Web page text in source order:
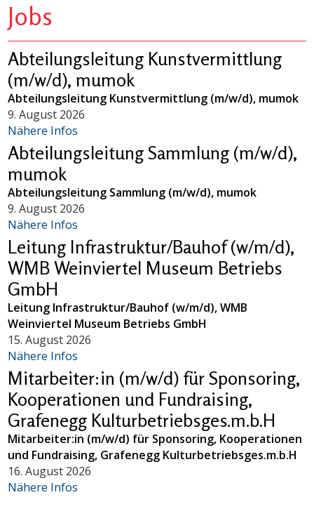
Jobs
Abteilungsleitung Kunstvermittlung
(m/w/d), mumok
Abteilungsleitung Kunstvermittlung (m/w/d), mumok
9. August 2026
Nähere Infos
Abteilungsleitung Sammlung (m/w/d),
mumok
Abteilungsleitung Sammlung (m/w/d), mumok
9. August 2026
Nähere Infos
Leitung Infrastruktur/Bauhof (w/m/d),
WMB Weinviertel Museum Betriebs
GmbH
Leitung Infrastruktur/Bauhof (w/m/d), WMB
Weinviertel Museum Betriebs GmbH
15. August 2026
Nähere Infos
Mitarbeiter:in (m/w/d) für Sponsoring,
Kooperationen und Fundraising,
Grafenegg Kulturbetriebsges.m.b.H
Mitarbeiter:in (m/w/d) für Sponsoring, Kooperationen
und Fundraising, Grafenegg Kulturbetriebsges.m.b.H
16. August 2026
Nähere Infos